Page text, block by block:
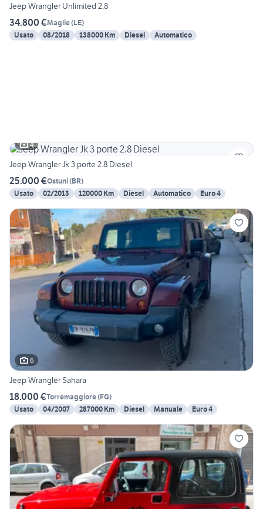
Jeep Wrangler Unlimited 2.8
34.800 €Maglie(LE)
Usato
08/2018 138000 Km Diesel Automatico
4
Jeep Wrangler Jk 3 porte 2.8 Diesel
25.000 €Ostuni(BR)
Usato
02/2013 120000 Km Diesel Automatico Euro 4
6
Jeep Wrangler Sahara
18.000 €Torremaggiore(FG)
Usato
04/2007 287000 Km Diesel Manuale Euro 4